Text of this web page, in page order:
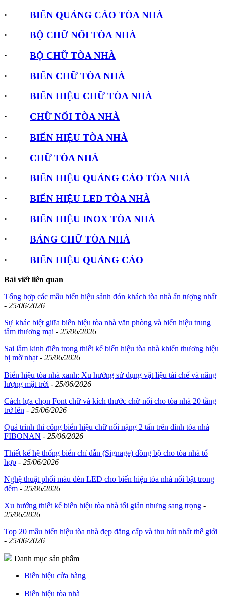
· BIỂN QUẢNG CÁO TÒA NHÀ
· BỘ CHỮ NỔI TÒA NHÀ
· BỘ CHỮ TÒA NHÀ
· BIỂN CHỮ TÒA NHÀ
· BIỂN HIỆU CHỮ TÒA NHÀ
· CHỮ NỔI TÒA NHÀ
· BIỂN HIỆU TÒA NHÀ
· CHỮ TÒA NHÀ
· BIỂN HIỆU QUẢNG CÁO TÒA NHÀ
· BIỂN HIỆU LED TÒA NHÀ
· BIỂN HIỆU INOX TÒA NHÀ
· BẢNG CHỮ TÒA NHÀ
· BIỂN HIỆU QUẢNG CÁO
Bài viết liên quan
Tổng hợp các mẫu biển hiệu sảnh đón khách tòa nhà ấn tượng nhất
- 25/06/2026
Sự khác biệt giữa biển hiệu tòa nhà văn phòng và biển hiệu trung
tâm thương mại - 25/06/2026
Sai lầm kinh điển trong thiết kế biển hiệu tòa nhà khiến thương hiệu
bị mờ nhạt - 25/06/2026
Biển hiệu tòa nhà xanh: Xu hướng sử dụng vật liệu tái chế và năng
lượng mặt trời - 25/06/2026
Cách lựa chọn Font chữ và kích thước chữ nổi cho tòa nhà 20 tầng
trở lên - 25/06/2026
Quá trình thi công biển hiệu chữ nổi nặng 2 tấn trên đỉnh tòa nhà
FIBONAN - 25/06/2026
Thiết kế hệ thống biển chỉ dẫn (Signage) đồng bộ cho tòa nhà tổ
hợp - 25/06/2026
Nghệ thuật phối màu đèn LED cho biển hiệu tòa nhà nổi bật trong
đêm - 25/06/2026
Xu hướng thiết kế biển hiệu tòa nhà tối giản nhưng sang trọng -
25/06/2026
Top 20 mẫu biển hiệu tòa nhà đẹp đẳng cấp và thu hút nhất thế giới
- 25/06/2026
Danh mục sản phẩm
Biển hiệu cửa hàng
Biển hiệu tòa nhà